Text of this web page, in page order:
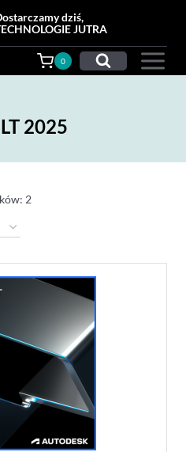
dziś,
JUTRA
0
2025
2